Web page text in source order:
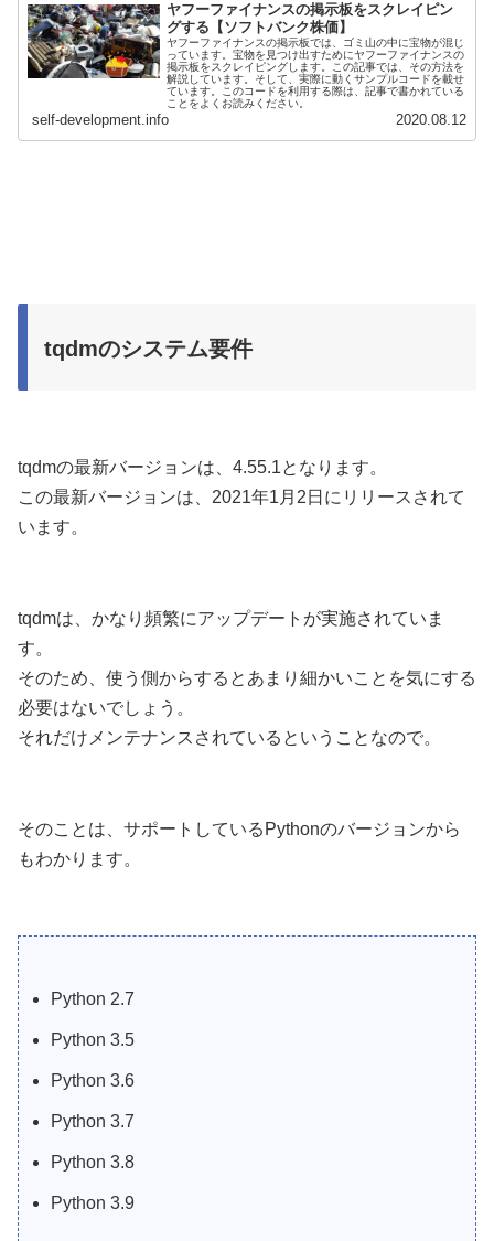
ヤフーファイナンスの掲示板をスクレイピン
グする【ソフトバンク株価】
ヤフーファイナンスの掲示板では、ゴミ山の中に宝物が混じ
っています。宝物を見つけ出すためにヤフーファイナンスの
掲示板をスクレイピングします。この記事では、その方法を
解説しています。そして、実際に動くサンプルコードを載せ
ています。このコードを利用する際は、記事で書かれている
ことをよくお読みください。
self-development.info 2020.08.12
tqdmのシステム要件
tqdmの最新バージョンは、4.55.1となります。
この最新バージョンは、2021年1月2日にリリースされて
います。
tqdmは、かなり頻繁にアップデートが実施されていま
す。
そのため、使う側からするとあまり細かいことを気にする
必要はないでしょう。
それだけメンテナンスされているということなので。
そのことは、サポートしているPythonのバージョンから
もわかります。
Python 2.7
Python 3.5
Python 3.6
Python 3.7
Python 3.8
Python 3.9